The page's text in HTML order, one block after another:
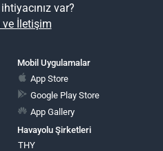
var?
ve İletişim
Mobil Uygulamalar
App Store
Google Play Store
App Gallery
Havayolu Şirketleri
THY